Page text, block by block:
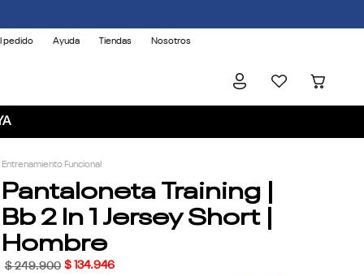
pedido Ayuda Tiendas Nosotros
Entrenamiento Funcional
Pantaloneta Training |
Bb 2 In 1 Jersey Short |
Hombre
$ 249.900 $ 134.946